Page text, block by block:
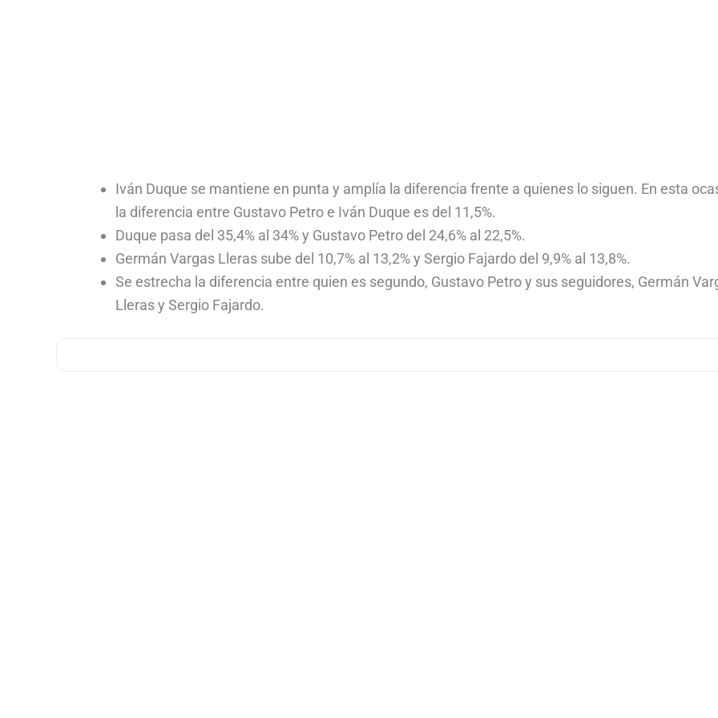
Iván Duque se mantiene en punta y amplía la diferencia frente a quienes lo siguen. En esta
la diferencia entre Gustavo Petro e Iván Duque es del 11,5%.
Duque pasa del 35,4% al 34% y Gustavo Petro del 24,6% al 22,5%.
Germán Vargas Lleras sube del 10,7% al 13,2% y Sergio Fajardo del 9,9% al 13,8%.
Se estrecha la diferencia entre quien es segundo, Gustavo Petro y sus seguidores, Germán
Lleras y Sergio Fajardo.